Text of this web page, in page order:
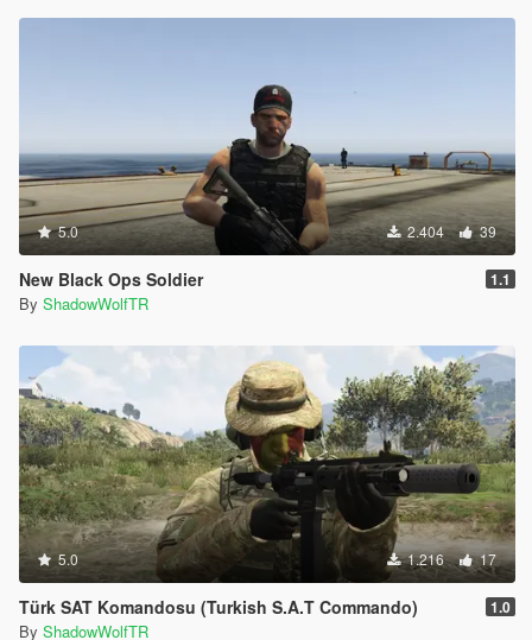
5.0 2.404 39
New Black Ops Soldier 1.1
By ShadowWolfTR
5.0 1.216 17
Türk SAT Komandosu (Turkish S.A.T Commando) 1.0
By ShadowWolfTR